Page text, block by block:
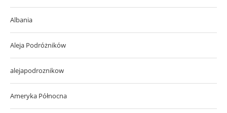
Albania
Aleja Podróżników
alejapodroznikow
Ameryka Północna